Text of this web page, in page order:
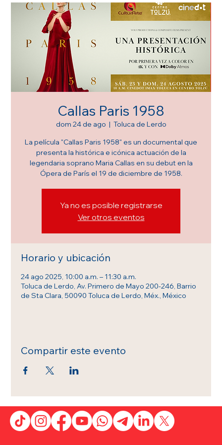
Callas Paris 1958
dom 24 de ago
  |
Toluca de Lerdo
La película "Callas Paris 1958" es un documental que
presenta la histórica e icónica actuación de la
legendaria soprano Maria Callas en su debut en la
Ópera de París el 19 de diciembre de 1958.
Ya no es posible registrarse
Ver otros eventos
Horario y ubicación
24 ago 2025, 10:00 a.m. – 11:30 a.m.
Toluca de Lerdo, Av. Primero de Mayo 200-246, Barrio
de Sta Clara, 50090 Toluca de Lerdo, Méx., México
Compartir este evento